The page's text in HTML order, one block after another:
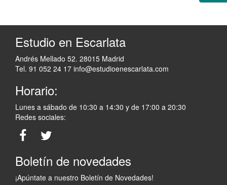
Estudio en Escarlata
Andrés Mellado 52. 28015 Madrid
Tel. 91 052 24 17 info@estudioenescarlata.com
Horario:
Lunes a sábado de 10:30 a 14:30 y de 17:00 a 20:30
Redes sociales:
Boletín de novedades
¡Apúntate a nuestro Boletín de Novedades!